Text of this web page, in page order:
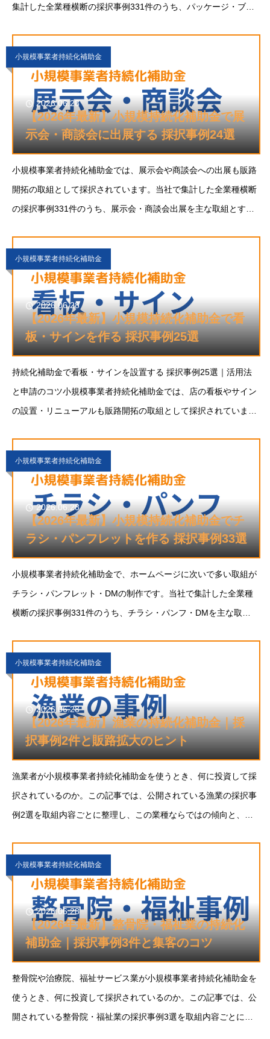
集計した全業種横断の採択事例331件のうち、パッケージ・ブラ
を変えるだけで、新しい市場や顧客層に届くのが
小規模事業者持続化補助金
2026.06.28
【2026年最新】小規模持続化補助金で展
示会・商談会に出展する 採択事例24選
小規模事業者持続化補助金では、展示会や商談会への出展も販路
開拓の取組として採択されています。当社で集計した全業種横断
の採択事例331件のうち、展示会・商談会出展を主な取組とする
出会える最短の販路開拓ルートです。こ
小規模事業者持続化補助金
2026.06.28
【2026年最新】小規模持続化補助金で看
板・サインを作る 採択事例25選
持続化補助金で看板・サインを設置する 採択事例25選｜活用法
と申請のコツ小規模事業者持続化補助金では、店の看板やサイン
の設置・リニューアルも販路開拓の取組として採択されていま
サインを主な取組とする事例は25件。立地と
小規模事業者持続化補助金
2026.06.28
【2026年最新】小規模持続化補助金でチ
ラシ・パンフレットを作る 採択事例33選
小規模事業者持続化補助金で、ホームページに次いで多い取組が
チラシ・パンフレット・DMの制作です。当社で集計した全業種
横断の採択事例331件のうち、チラシ・パンフ・DMを主な取組
は採択事例の定番であり続けています。
小規模事業者持続化補助金
2026.06.28
【2026年最新】漁業の持続化補助金｜採
択事例2件と販路拡大のヒント
漁業者が小規模事業者持続化補助金を使うとき、何に投資して採
択されているのか。この記事では、公開されている漁業の採択事
例2選を取組内容ごとに整理し、この業種ならではの傾向と、採
大のヒントとして役立ててください。（事例の一
小規模事業者持続化補助金
2026.06.28
【2026年最新】整骨院・福祉業の持続化
補助金｜採択事例3件と集客のコツ
整骨院や治療院、福祉サービス業が小規模事業者持続化補助金を
使うとき、何に投資して採択されているのか。この記事では、公
開されている整骨院・福祉業の採択事例3選を取組内容ごとに整